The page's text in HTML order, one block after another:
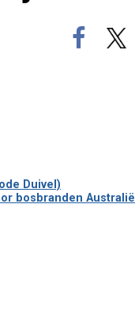
Duivel)
bosbranden Australië